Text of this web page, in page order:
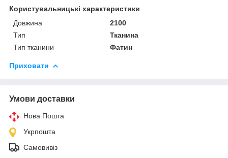
Користувальницькі характеристики
Довжина
2100
Тип
Тканина
Тип тканини
Фатин
Приховати
Умови доставки
Нова Пошта
Укрпошта
Самовивіз